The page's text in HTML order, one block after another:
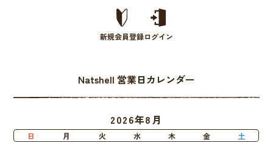
新規会員登録ログイン
Natshell 営業日カレンダー
2026年8月
日 月 火 水 木 金 土